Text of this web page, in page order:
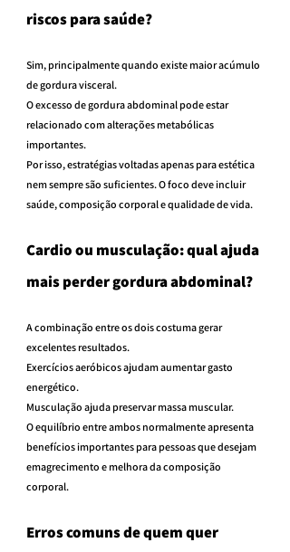
riscos para saúde?
Sim, principalmente quando existe maior acúmulo
de gordura visceral.
O excesso de gordura abdominal pode estar
relacionado com alterações metabólicas
importantes.
Por isso, estratégias voltadas apenas para estética
nem sempre são suficientes. O foco deve incluir
saúde, composição corporal e qualidade de vida.
Cardio ou musculação: qual ajuda
mais perder gordura abdominal?
A combinação entre os dois costuma gerar
excelentes resultados.
Exercícios aeróbicos ajudam aumentar gasto
energético.
Musculação ajuda preservar massa muscular.
O equilíbrio entre ambos normalmente apresenta
benefícios importantes para pessoas que desejam
emagrecimento e melhora da composição
corporal.
Erros comuns de quem quer